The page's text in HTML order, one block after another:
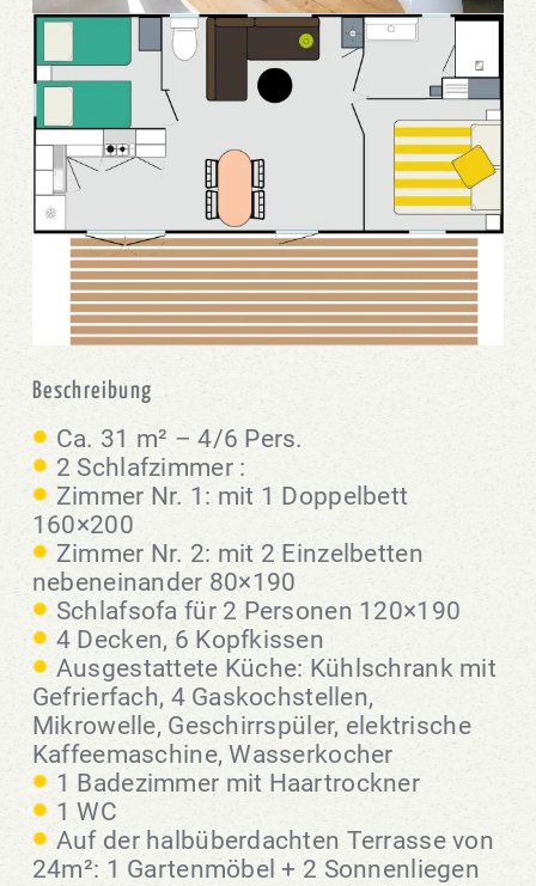
Beschreibung
Ca. 31 m² – 4/6 Pers.
2 Schlafzimmer :
Zimmer Nr. 1: mit 1 Doppelbett
160×200
Zimmer Nr. 2: mit 2 Einzelbetten
nebeneinander 80×190
Schlafsofa für 2 Personen 120×190
4 Decken, 6 Kopfkissen
Ausgestattete Küche: Kühlschrank mit
Gefrierfach, 4 Gaskochstellen,
Mikrowelle, Geschirrspüler, elektrische
Kaffeemaschine, Wasserkocher
1 Badezimmer mit Haartrockner
1 WC
Auf der halbüberdachten Terrasse von
24m²: 1 Gartenmöbel + 2 Sonnenliegen